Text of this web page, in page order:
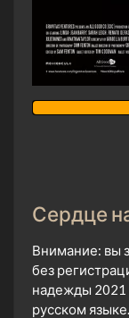
Сердце
Внимание: вы
без
надежды 2021
русском